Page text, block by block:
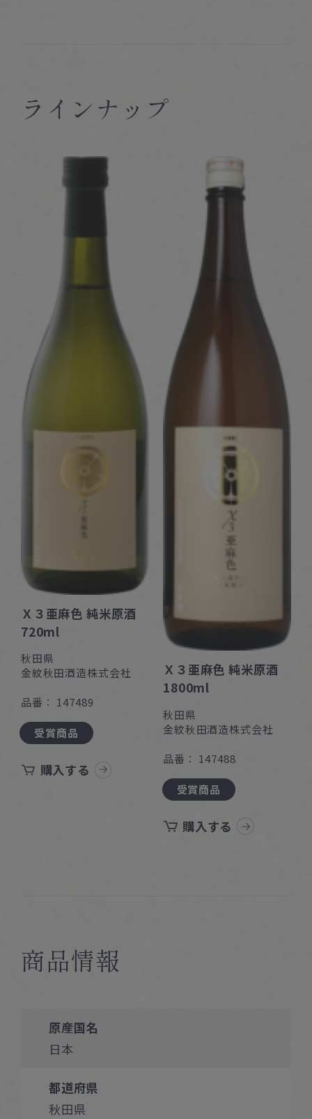
ラインナップ
Ｘ３亜麻色 純米原酒
720ml
秋田県
金紋秋田酒造株式会社
品番： 147489
受賞商品
購入する
Ｘ３亜麻色 純米原酒
1800ml
秋田県
金紋秋田酒造株式会社
品番： 147488
受賞商品
購入する
商品情報
原産国名
日本
都道府県
秋田県